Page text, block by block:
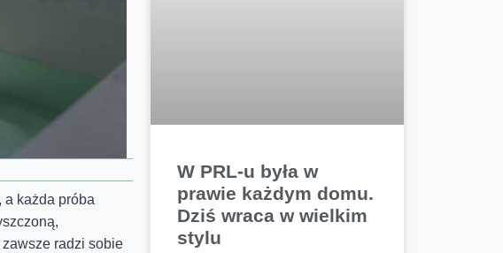
W PRL-u była w
prawie każdym domu.
Dziś wraca w wielkim
stylu
każda próba
radzi sobie